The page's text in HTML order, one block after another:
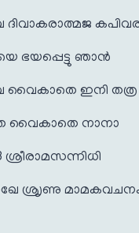
ദിവാകരാത്മജ
ഭയപ്പെട്ടു ഞാന്‍
വൈകാതെ ഇനി തത്ര
വൈകാതെ നാനാ
ശ്രീരാമസന്നിധി
ശ്രൃണു